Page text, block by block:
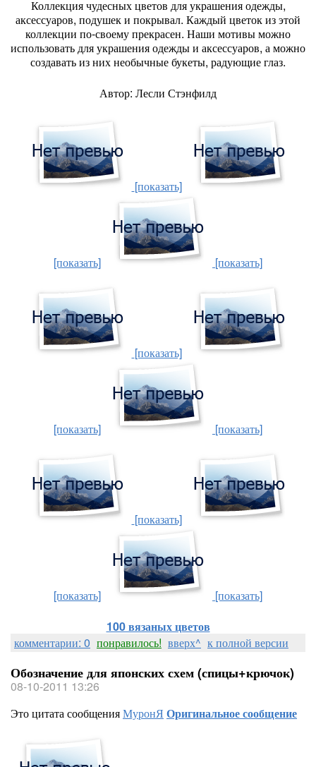
Коллекция чудесных цветов для украшения одежды,
аксессуаров, подушек и покрывал. Каждый цветок из этой
коллекции по-своему прекрасен. Наши мотивы можно
использовать для украшения одежды и аксессуаров, а можно
создавать из них необычные букеты, радующие глаз.
Автор: Лесли Стэнфилд
[показать]
[показать] [показать]
[показать]
[показать] [показать]
[показать]
[показать]
[показать]
100 вязаных цветов
комментарии: 0 понравилось! вверх^ к полной версии
Обозначение для японских схем (спицы+крючок)
08-10-2011 13:26
Это цитата сообщенияМуронЯ Оригинальное сообщение